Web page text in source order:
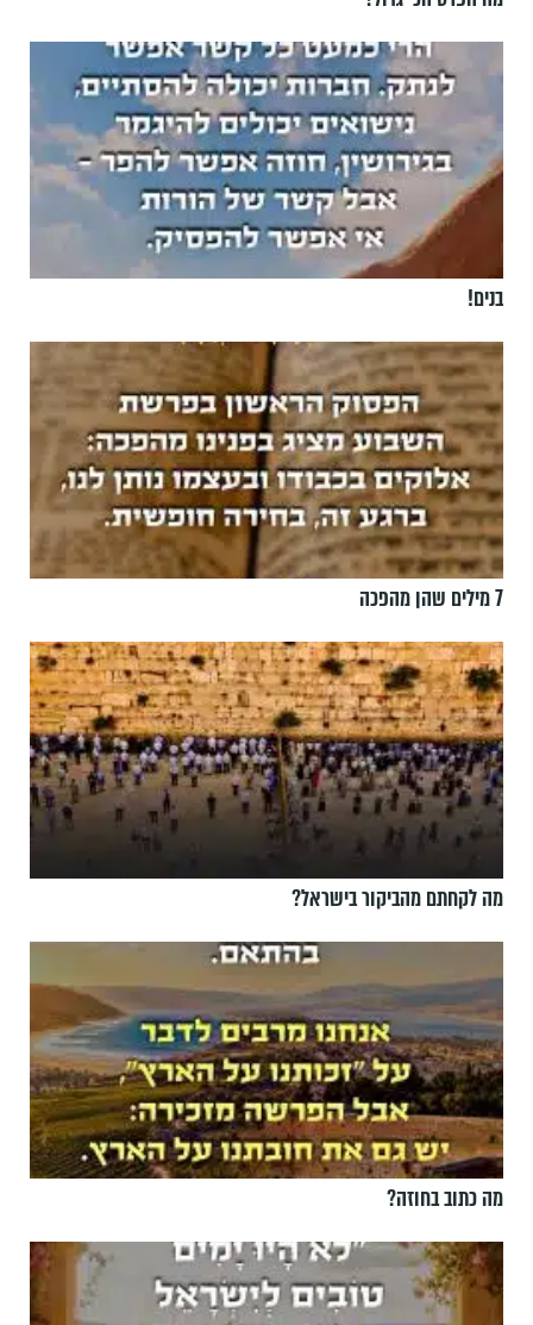
בנים!
7 מילים שהן מהפכה
מה לקחתם מהביקור בישראל?
מה כתוב בחוזה?